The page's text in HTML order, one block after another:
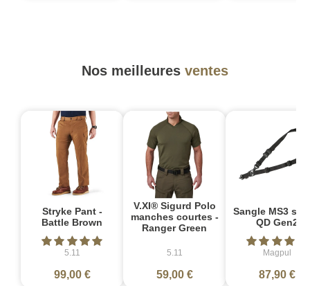
Nos meilleures ventes
Stryke Pant -
Battle Brown
5.11
99,00 €
V.XI® Sigurd Polo
manches courtes -
Ranger Green
5.11
59,00 €
Sangle MS3
QD Gen2
Magpul
87,90 €